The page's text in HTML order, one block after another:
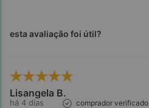
esta avaliação foi útil?
Lisangela B.
há 4 dias comprador verificado